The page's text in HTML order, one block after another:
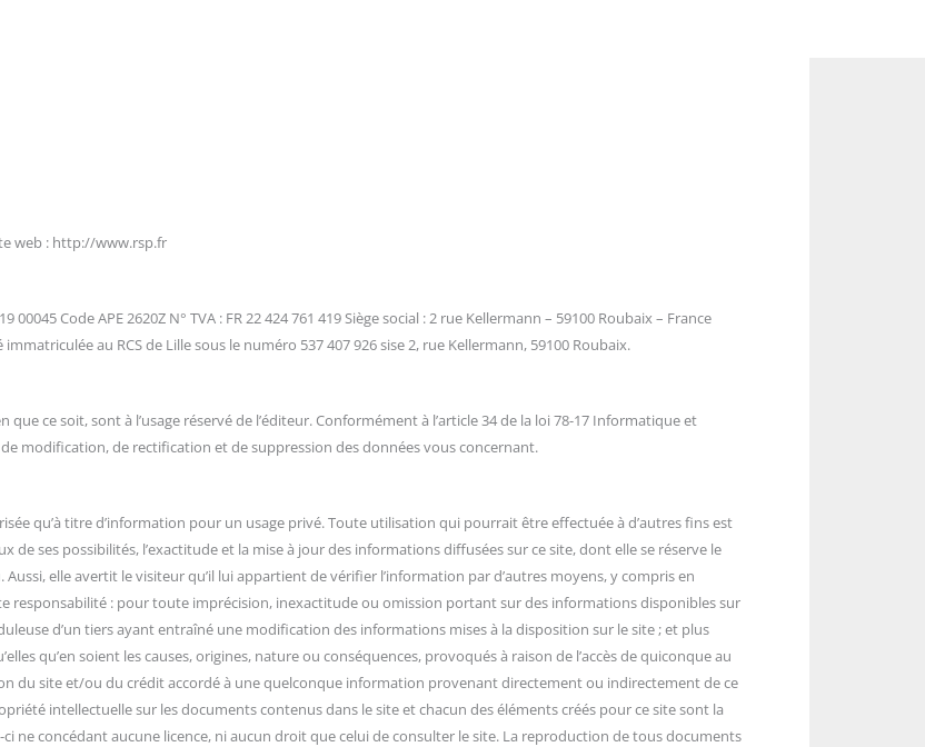
web : http://www.rsp.fr
00045 Code APE 2620Z N° TVA : FR 22 424 761 419 Siège social : 2 rue Kellermann – 59100 Roubaix – France
au RCS de Lille sous le numéro 537 407 926 sise 2, rue Kellermann, 59100 Roubaix.
ce soit, sont à l’usage réservé de l’éditeur. Conformément à l’article 34 de la loi 78-17 Informatique et
de modification, de rectification et de suppression des données vous concernant.
qu’à titre d’information pour un usage privé. Toute utilisation qui pourrait être effectuée à d’autres fins est
de ses possibilités, l’exactitude et la mise à jour des informations diffusées sur ce site, dont elle se réserve le
elle avertit le visiteur qu’il lui appartient de vérifier l’information par d’autres moyens, y compris en
responsabilité : pour toute imprécision, inexactitude ou omission portant sur des informations disponibles sur
d’un tiers ayant entraîné une modification des informations mises à la disposition sur le site ; et plus
qu’en soient les causes, origines, nature ou conséquences, provoqués à raison de l’accès de quiconque au
du site et/ou du crédit accordé à une quelconque information provenant directement ou indirectement de ce
intellectuelle sur les documents contenus dans le site et chacun des éléments créés pour ce site sont la
ne concédant aucune licence, ni aucun droit que celui de consulter le site. La reproduction de tous documents